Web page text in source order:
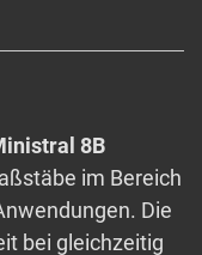
8B
im Bereich
Die
bei gleichzeitig